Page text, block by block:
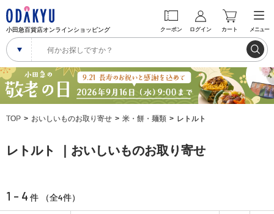
小田急百貨店オンラインショッピング クーポン ログイン カート メニュー
TOP おいしいものお取り寄せ 米・餅・麺類 レトルト
レトルト ｜おいしいものお取り寄せ
1 - 4 件 （全4件）